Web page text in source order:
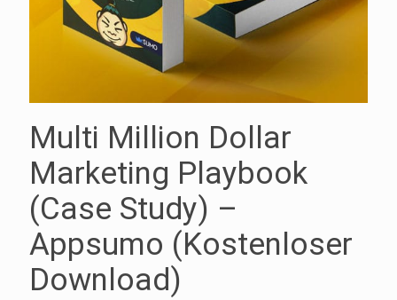
Multi Million Dollar
Marketing Playbook
(Case Study) –
Appsumo (Kostenloser
Download)